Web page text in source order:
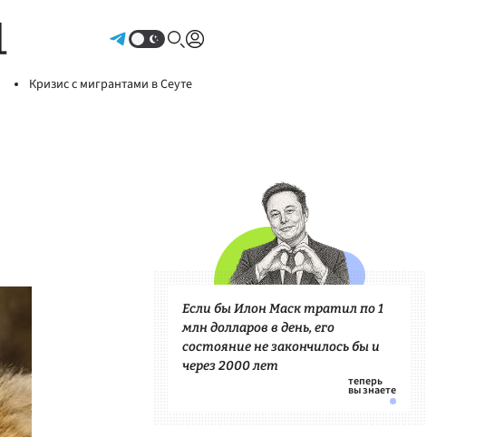
Кризис с мигрантами в Сеуте
Если бы Илон Маск тратил по 1
млн долларов в день, его
состояние не закончилось бы и
через 2000 лет